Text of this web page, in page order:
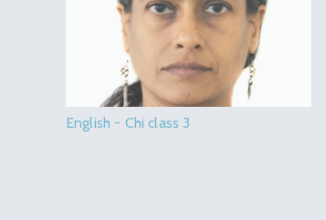
English - Chi class 3